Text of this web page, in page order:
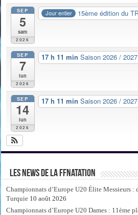
SEP
5
sam
2026
Jour entier 15ème édition du
SEP
7
lun
2026
17 h 11 min Saison 2026 /
SEP
14
lun
2026
17 h 11 min Saison 2026 /
Les news de la FFNatation
Championnats d’Europe U20 Élite Messieurs :
Turquie 10 août 2026
Championnats d’Europe U20 Dames : 11ème